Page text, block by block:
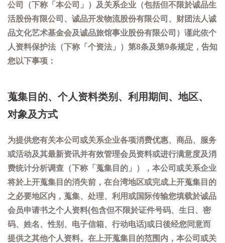
公司（下称「本公司」）及关系企业（包括但不限於诚品生
活股份有限公司、诚品开发物流股份有限公司、财团法人诚
品文化艺术基金会及诚品旅馆事业股份有限公司）谨此依个
人资料保护法（下称「个资法」）第8条及第9条规定，告知
您以下事项：
蒐集目的、个人资料类别、利用期间、地区、
对象及方式
为提供您有关本公司或关系企业各项消费优惠、商品、服务
或活动及其最新资讯并有效管理会员资料或进行满意度及消
费统计分析调查（下称「蒐集目的」），本公司或关系企业
将於上开蒐集目的消失前，在台湾地区或完成上开蒐集目的
之必要地区内，蒐集、处理、利用或国际传输您填载於诚品
会员申请书之个人资料(包含但不限於证件号码、生日、密
码、姓名、性别、电子信箱、行动电话)或日後经您同意而
提供之其他个人资料。在上开蒐集目的范围内，本公司或关